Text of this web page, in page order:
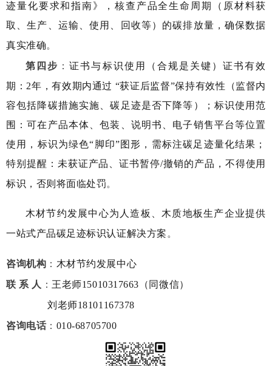
迹量化要求和指南》，核查产品全生命周期（原材料获
取、生产、运输、使用、回收等）的碳排放量，确保数据
真实准确。
第四步 ：证书与标识使用（合规是关键）证书有效
期：2年，有效期内通过 “获证后监督”保持有效性（监督内
容包括降碳措施实施、碳足迹是否下降等）；标识使用范
围：可在产品本体、包装、说明书、电子销售平台等位置
使用，标识为绿色“脚印”图形，需标注碳足迹量化结果；
特别提醒：未获证产品、证书暂停/撤销的产品，不得使用
标识，否则将面临处罚。
木材节约发展中心为人造板、木质地板生产企业提供
一站式产品碳足迹标识认证解决方案 。
咨询机构 ： 木材节约发展中心
联 系 人 ： 王老师15010317663（同微信）
刘老师18101167378
咨询电话： 010-68705700